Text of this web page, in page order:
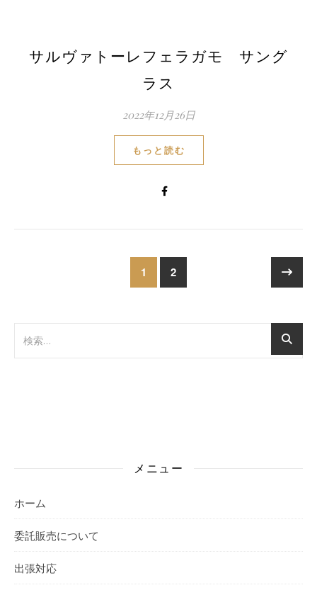
サルヴァトーレフェラガモ サング
ラス
2022年12月26日
もっと読む
1 2
メニュー
ホーム
委託販売について
出張対応